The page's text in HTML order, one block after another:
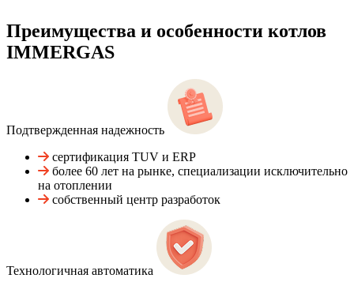
Преимущества и особенности котлов
IMMERGAS
Подтвержденная надежность
сертификация TUV и ERP
более 60 лет на рынке, специализации исключительно
на отоплении
собственный центр разработок
Технологичная автоматика